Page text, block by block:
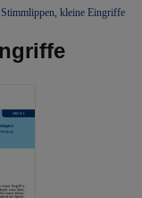
Stimmlippen, kleine Eingriffe